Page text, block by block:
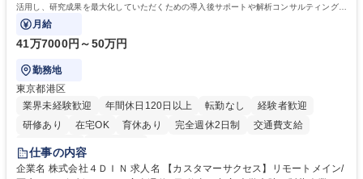
活用し、研究成果を最大化していただくための導入後サポートや解析コンサルティング、
活用アドバイス業務等をお任せします。
月給
41万7000円～50万円
勤務地
東京都港区
業界未経験歓迎
年間休日120日以上 転勤なし
経験者歓迎
研修あり
在宅OK 育休あり 完全週休2日制
交通費支給
駅近5分以内
仕事の内容
企業名 株式会社４ＤＩＮ 求人名 【カスタマーサクセス】リモートメイン/